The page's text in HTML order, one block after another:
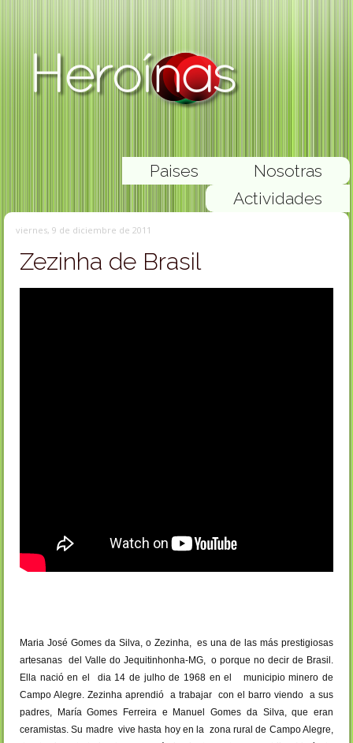
Nosotras
Paises
Actividades
viernes, 9 de diciembre de 2011
Zezinha de Brasil
Maria José Gomes da Silva, o Zezinha, es una de las más prestigiosas
artesanas del Valle do Jequitinhonha-MG, o porque no decir de Brasil.
Ella nació en el dia 14 de julho de 1968 en el municipio minero de
Campo Alegre. Zezinha aprendió a trabajar con el barro viendo a sus
padres, María Gomes Ferreira e Manuel Gomes da Silva, que eran
ceramistas. Su madre vive hasta hoy en la zona rural de Campo Alegre,